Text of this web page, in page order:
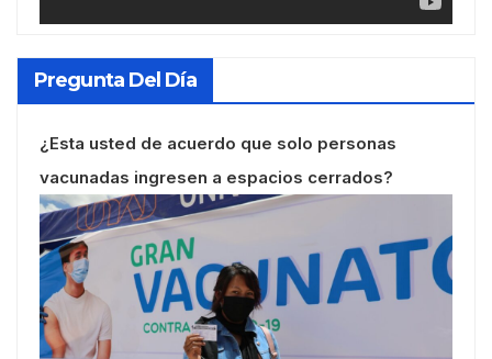
Pregunta Del Día
¿Esta usted de acuerdo que solo personas
vacunadas ingresen a espacios cerrados?